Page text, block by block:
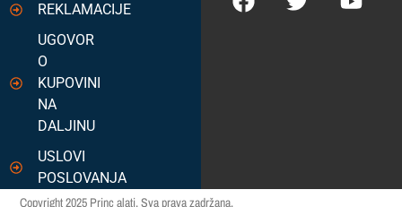
REKLAMACIJE
UGOVOR
O
KUPOVINI
NA
DALJINU
USLOVI
POSLOVANJA
Copyright 2025 Princ alati. Sva prava zadržana.